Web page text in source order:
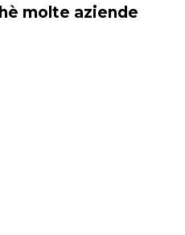
molte aziende